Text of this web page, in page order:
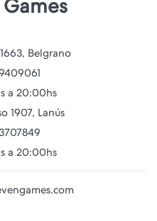
Games
Belgrano
a 20:00hs
1907, Lanús
a 20:00hs